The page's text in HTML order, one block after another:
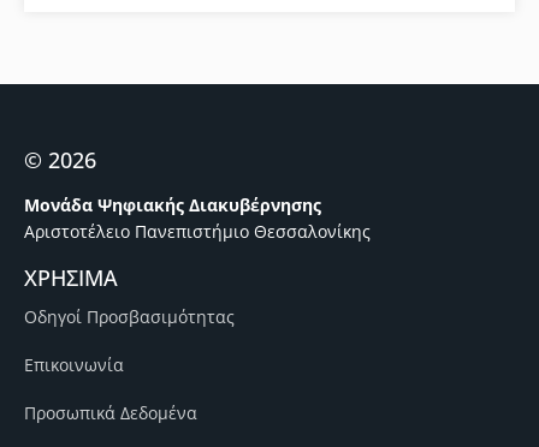
© 2026
Μονάδα Ψηφιακής Διακυβέρνησης
Αριστοτέλειο Πανεπιστήμιο Θεσσαλονίκης
ΧΡΗΣΙΜΑ
Οδηγοί Προσβασιμότητας
Επικοινωνία
Προσωπικά Δεδομένα